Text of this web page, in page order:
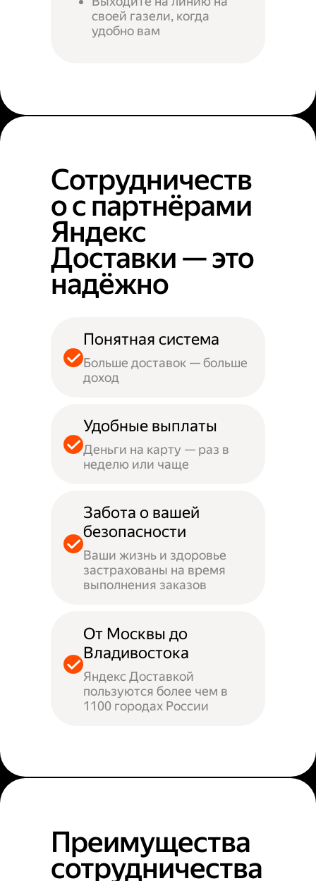
своей газели, когда
удобно вам
Сотрудничеств
о с партнёрами
Яндекс
Доставки — это
надёжно
Понятная система
Больше доставок — больше
доход
Удобные выплаты
Деньги на карту — раз в
неделю или чаще
Забота о вашей
безопасности
Ваши жизнь и здоровье
застрахованы на время
выполнения заказов
От Москвы до
Владивостока
Яндекс Доставкой
пользуются более чем в
1100 городах России
Преимущества
сотрудничества